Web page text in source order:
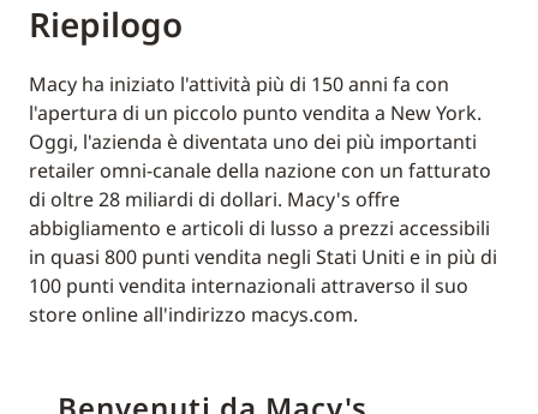
Riepilogo
Macy ha iniziato l'attività più di 150 anni fa con
l'apertura di un piccolo punto vendita a New York.
Oggi, l'azienda è diventata uno dei più importanti
retailer omni-canale della nazione con un fatturato
di oltre 28 miliardi di dollari. Macy's offre
abbigliamento e articoli di lusso a prezzi accessibili
in quasi 800 punti vendita negli Stati Uniti e in più di
100 punti vendita internazionali attraverso il suo
store online all'indirizzo macys.com.